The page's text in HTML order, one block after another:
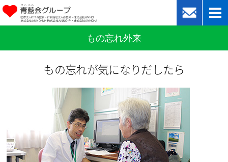
もの忘れ外来
もの忘れが気になりだしたら